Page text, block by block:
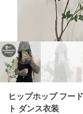
ヒップホップ フー
ト ダンス衣装